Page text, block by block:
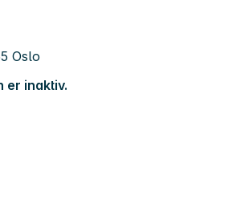
Oslo
er inaktiv.